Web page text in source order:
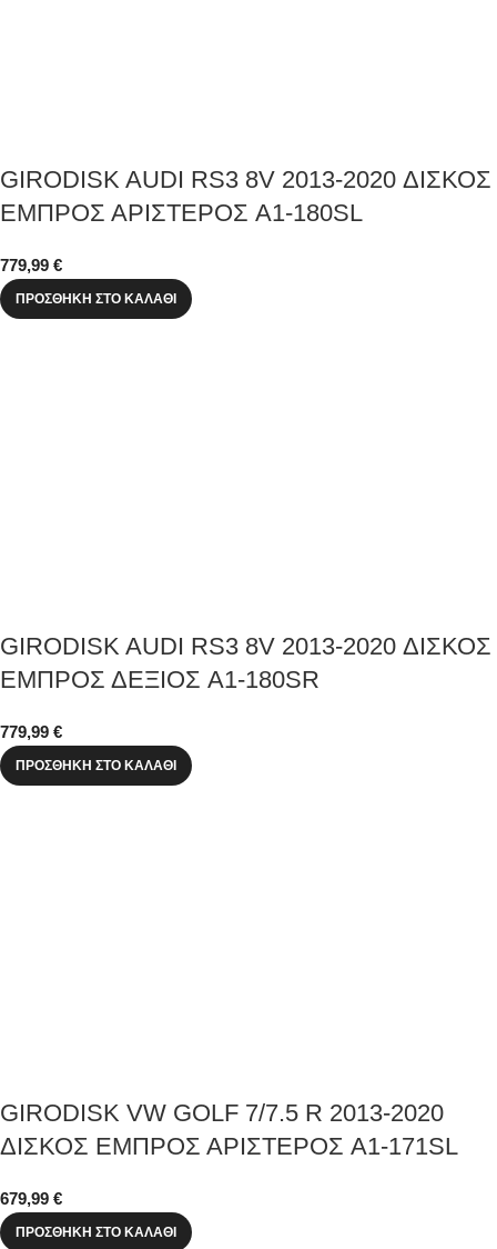
GIRODISK AUDI RS3 8V 2013-2020 ΔΙΣΚΟΣ
ΕΜΠΡΟΣ ΑΡΙΣΤΕΡΟΣ A1-180SL
779,99 €
ΠΡΟΣΘΉΚΗ ΣΤΟ ΚΑΛΆΘΙ
GIRODISK AUDI RS3 8V 2013-2020 ΔΙΣΚΟΣ
ΕΜΠΡΟΣ ΔΕΞΙΟΣ A1-180SR
779,99 €
ΠΡΟΣΘΉΚΗ ΣΤΟ ΚΑΛΆΘΙ
GIRODISK VW GOLF 7/7.5 R 2013-2020
ΔΙΣΚΟΣ ΕΜΠΡΟΣ ΑΡΙΣΤΕΡΟΣ A1-171SL
679,99 €
ΠΡΟΣΘΉΚΗ ΣΤΟ ΚΑΛΆΘΙ